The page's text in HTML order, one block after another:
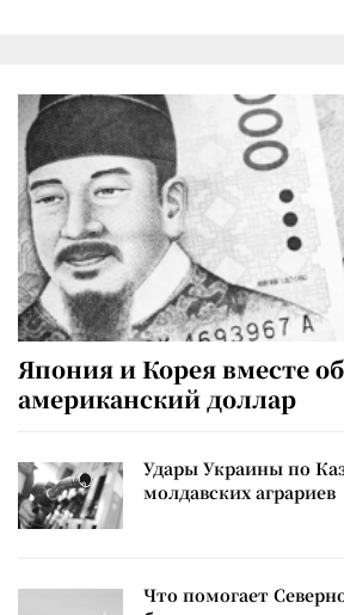
Япония и Корея вместе
американский доллар
Удары Украины по
молдавских аграриев
Что помогает